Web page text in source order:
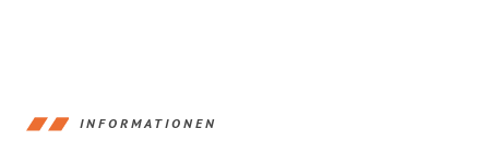
INFORMATIONEN